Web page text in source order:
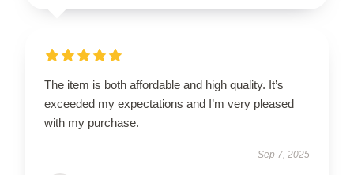
The item is both affordable and high quality. It’s
exceeded my expectations and I’m very pleased
with my purchase.
Sep 7, 2025